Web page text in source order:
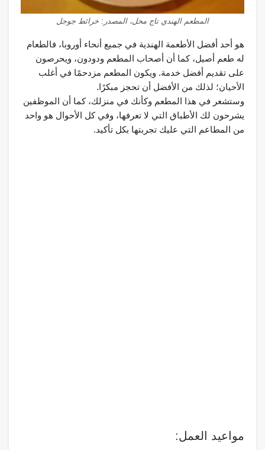
المطعم الهندي تاج محل، المصدر: خرائط جوجل
هو أحد أفضل الأطعمة الهندية في جميع أنحاء أوروبا، فالطعام
له طعم أصيل، كما أن أصحاب المطعم ودودون، ويحرصون
على تقديم أفضل خدمة. ويكون المطعم مزدحمًا في أغلب
الأحيان؛ لذلك من الأفضل أن تحجز مبكرًا.
وستشعر في هذا المطعم وكأنك في منزلك، كما أن الموظفين
يشرحون لك الأطباق التي لا تعرفها، وفي كل الأحوال هو واحد
من المطاعم التي عليك تجربتها بكل تأكيد.
مواعيد العمل: